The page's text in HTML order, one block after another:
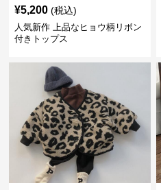
¥5,200 (税込)
人気新作 上品なヒョウ柄リボン
付きトップス